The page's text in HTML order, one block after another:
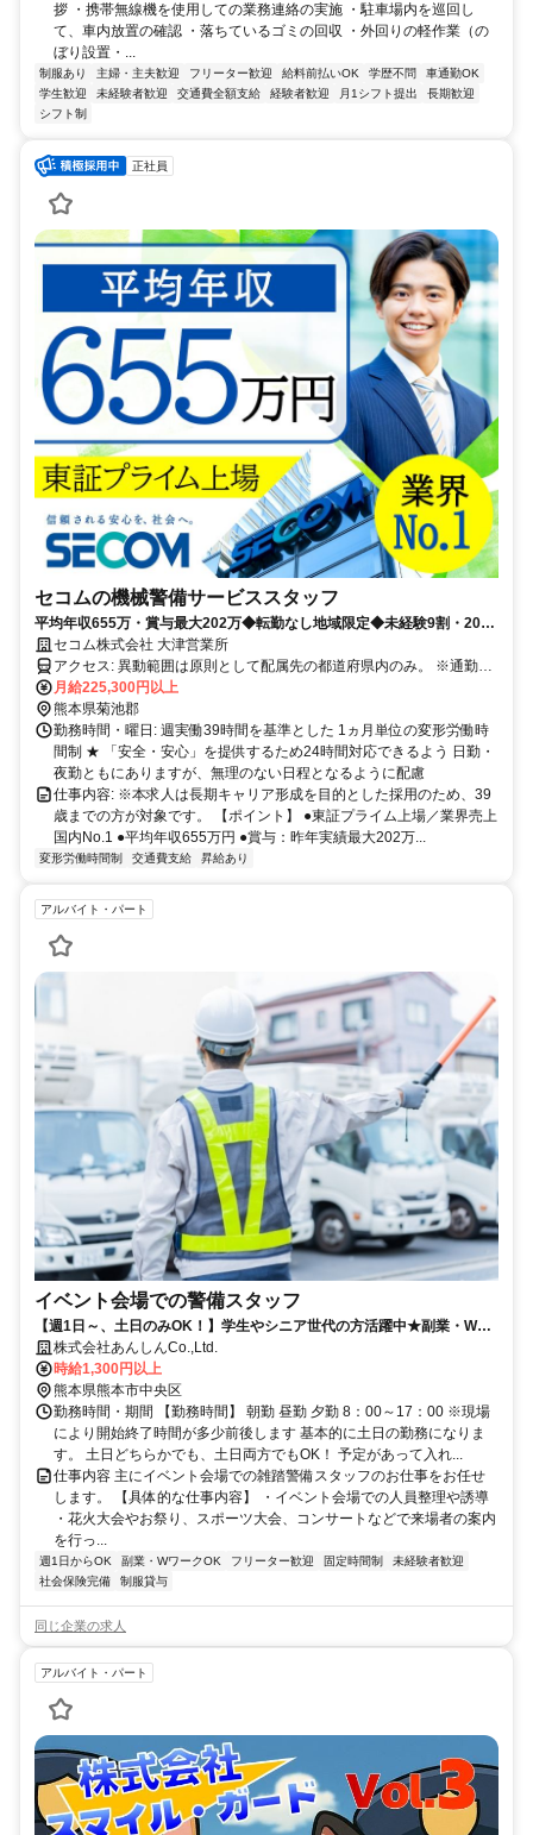
拶 ・携帯無線機を使用しての業務連絡の実施 ・駐車場内を巡回し
て、車内放置の確認 ・落ちているゴミの回収 ・外回りの軽作業（の
ぼり設置・...
制服あり 主婦・主夫歓迎 フリーター歓迎 給料前払いOK 学歴不問
車通勤OK
学生歓迎
未経験者歓迎 交通費全額支給 経験者歓迎 月1シフト提出
長期歓迎
シフト制
正社員
セコムの機械警備サービススタッフ
平均年収655万・賞与最大202万◆転勤なし地域限定◆未経験9割・20〜
30代活躍◆最大10連休・手当あり
セコム株式会社 大津営業所
アクセス: 異動範囲は原則として配属先の都道府県内のみ。 ※通勤圏
内の他都道府県への異動の可能性もあります。
月給225,300円以上
熊本県菊池郡
勤務時間・曜日: 週実働39時間を基準とした 1ヵ月単位の変形労働時
間制 ★ 「安全・安心」を提供するため24時間対応できるよう 日勤・
夜勤ともにありますが、無理のない日程となるように配慮
仕事内容: ※本求人は長期キャリア形成を目的とした採用のため、39
歳までの方が対象です。 【ポイント】 ●東証プライム上場／業界売上
国内No.1 ●平均年収655万円 ●賞与：昨年実績最大202万...
変形労働時間制 交通費支給 昇給あり
アルバイト・パート
イベント会場での警備スタッフ
【週1日～、土日のみOK！】学生やシニア世代の方活躍中★副業・Wワ
ーク歓迎
株式会社あんしんCo.,Ltd.
時給1,300円以上
熊本県熊本市中央区
勤務時間・期間 【勤務時間】 朝勤 昼勤 夕勤 8：00～17：00 ※現場
により開始終了時間が多少前後します 基本的に土日の勤務になりま
す。 土日どちらかでも、土日両方でもOK！ 予定があって入れ...
仕事内容 主にイベント会場での雑踏警備スタッフのお仕事をお任せ
します。 【具体的な仕事内容】 ・イベント会場での人員整理や誘導
・花火大会やお祭り、スポーツ大会、コンサートなどで来場者の案内
を行っ...
週1日からOK 副業・WワークOK フリーター歓迎 固定時間制
未経験者歓迎
社会保険完備
制服貸与
同じ企業の求人
アルバイト・パート